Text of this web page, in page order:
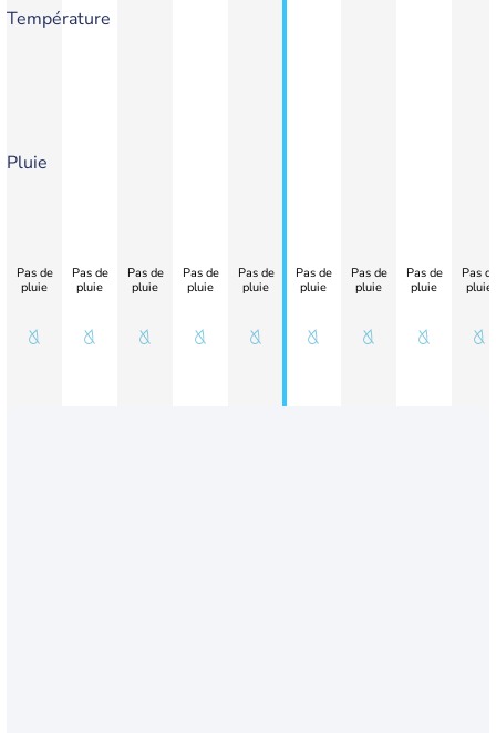
Température
Pluie
Pas de
pluie
Pas de
pluie
Pas de
pluie
Pas de
pluie
Pas de
pluie
Pas de
pluie
Pas de
pluie
Pas de
pluie
Pas
pluie